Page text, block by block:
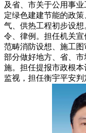
及省、市关于公用事
定绿色建建节能的政
气、供热工程初步设
令、律例。担任机关
范畴消防设想、施工
部分做好地方、省、
施。担任提报市政根
监视，担任衡宇平安